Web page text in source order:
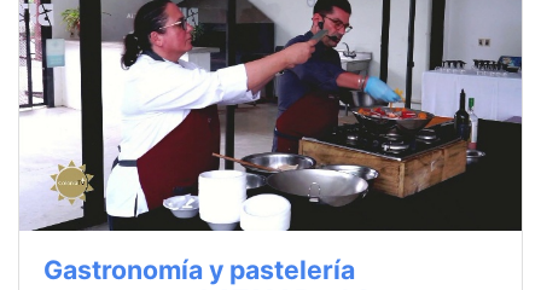
Gastronomía y pastelería